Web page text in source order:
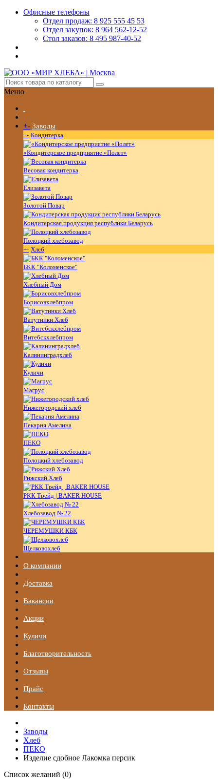
Офисные телефоны
Отдел продаж: 8 925 555 45 53
Отдел закупок: 8 964 562-12-52
Стол заказов: 8 495 987-40-52
Меню
+- Заводы
+- Кондитерка
«Кондитерское предприятие «Полет»
Весовая кондитерка
Елизавета
Золотой Повар
Кондитерская продукция республики Беларусь
Полоцкий хлебозавод
+- Хлеб
БКК "Коломенское"
Хлебный Дом
Борисовхлебпром
Ватутинки Хлеб
Витебскхлебпром
Калининградхлеб
Куличи
Магрус
Нижегородский хлеб
Пекарня Амелина
ПЕКО
Полоцкий хлебозавод
Рижский Хлеб
РКК Трейд | BAKER HOUSE
Хлебозавод № 22
ЧЕРЕМУШКИ КБК
Щелковохлеб
О компании
Доставка
Вакансии
Акции
Куличи
Благотворительность
Отзывы
Прайс
Контакты
Заводы
Хлеб
ПЕКО
Изделие сдобное Лакомка персик
Список желаний (0)